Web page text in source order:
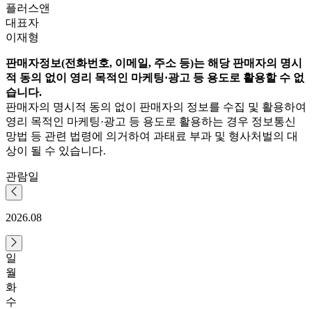
플러스앤
대표자
이재형
판매자정보(전화번호, 이메일, 주소 등)는 해당 판매자의 명시
적 동의 없이 영리 목적인 마케팅·광고 등 용도로 활용할 수 없
습니다.
판매자의 명시적 동의 없이 판매자의 정보를 수집 및 활용하여
영리 목적인 마케팅·광고 등 용도로 활용하는 경우 정보통신
망법 등 관련 법령에 의거하여 과태료 부과 및 형사처벌의 대
상이 될 수 있습니다.
관람일
2026.08
일
월
화
수